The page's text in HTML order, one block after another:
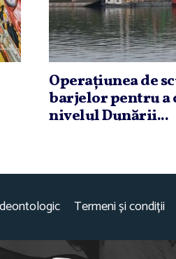
Operaţiunea de
barjelor pentru a
nivelul Dunării...
Termeni și condiții